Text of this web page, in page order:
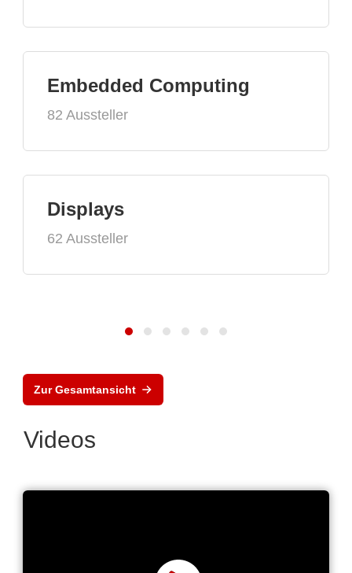
Embedded Computing
82 Aussteller
Displays
62 Aussteller
Zur Gesamtansicht
Videos